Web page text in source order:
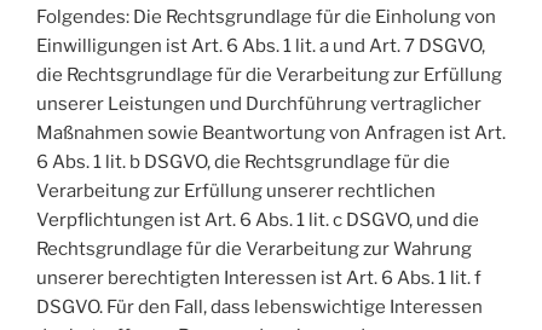
Folgendes: Die Rechtsgrundlage für die Einholung von
Einwilligungen ist Art. 6 Abs. 1 lit. a und Art. 7 DSGVO,
die Rechtsgrundlage für die Verarbeitung zur Erfüllung
unserer Leistungen und Durchführung vertraglicher
Maßnahmen sowie Beantwortung von Anfragen ist Art.
6 Abs. 1 lit. b DSGVO, die Rechtsgrundlage für die
Verarbeitung zur Erfüllung unserer rechtlichen
Verpflichtungen ist Art. 6 Abs. 1 lit. c DSGVO, und die
Rechtsgrundlage für die Verarbeitung zur Wahrung
unserer berechtigten Interessen ist Art. 6 Abs. 1 lit. f
DSGVO. Für den Fall, dass lebenswichtige Interessen